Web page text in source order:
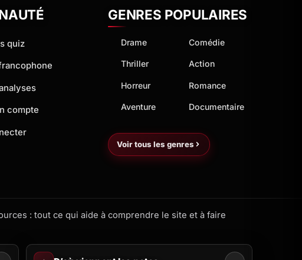
quiz
compte
GENRES POPULAIRES
Drame Comédie
Thriller Action
Horreur Romance
Aventure Documentaire
Voir tous les genres
: tout ce qui aide à comprendre le site et à faire